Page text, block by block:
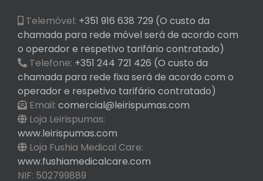
Telemóvel: +351 916 638 729 (O custo da
chamada para rede móvel será de acordo com
o operador e respetivo tarifário contratado)
Telefone: +351 244 721 426 (O custo da
chamada para rede fixa será de acordo com o
operador e respetivo tarifário contratado)
Email: comercial@leirispumas.com
Loja Leirispumas:
www.leirispumas.com
Loja Fushia Medical Care:
www.fushiamedicalcare.com
NIF: 502799889